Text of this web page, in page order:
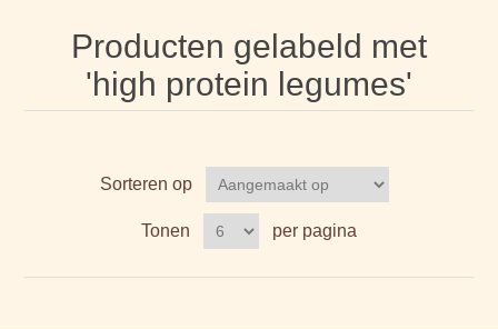
Producten gelabeld met
'high protein legumes'
Sorteren op
Tonen per pagina